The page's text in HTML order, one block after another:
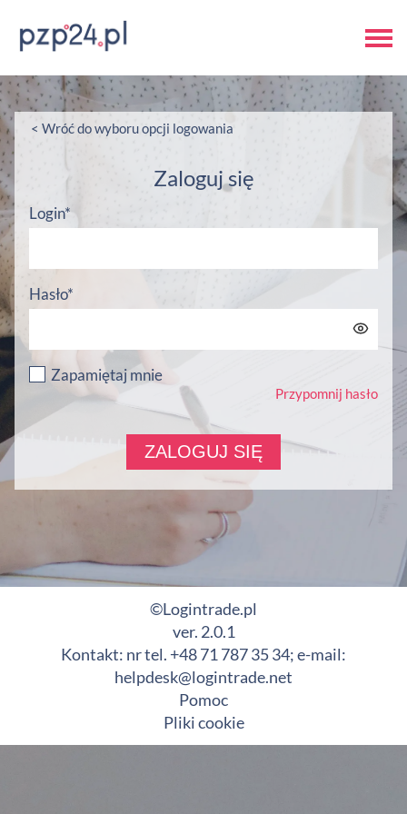
< Wróć do wyboru opcji logowania
Zaloguj się
Login*
Hasło*
Zapamiętaj mnie
Przypomnij hasło
©Logintrade.pl
ver. 2.0.1
Kontakt: nr tel. +48 71 787 35 34; e-mail:
helpdesk@logintrade.net
Pomoc
Pliki cookie